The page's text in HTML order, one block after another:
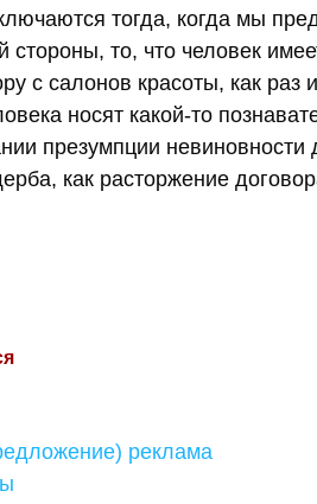
тогда, когда мы
стороны, то, что человек
с салонов красоты, как раз
носят какой-то
презумпции невиновности
как расторжение
реклама